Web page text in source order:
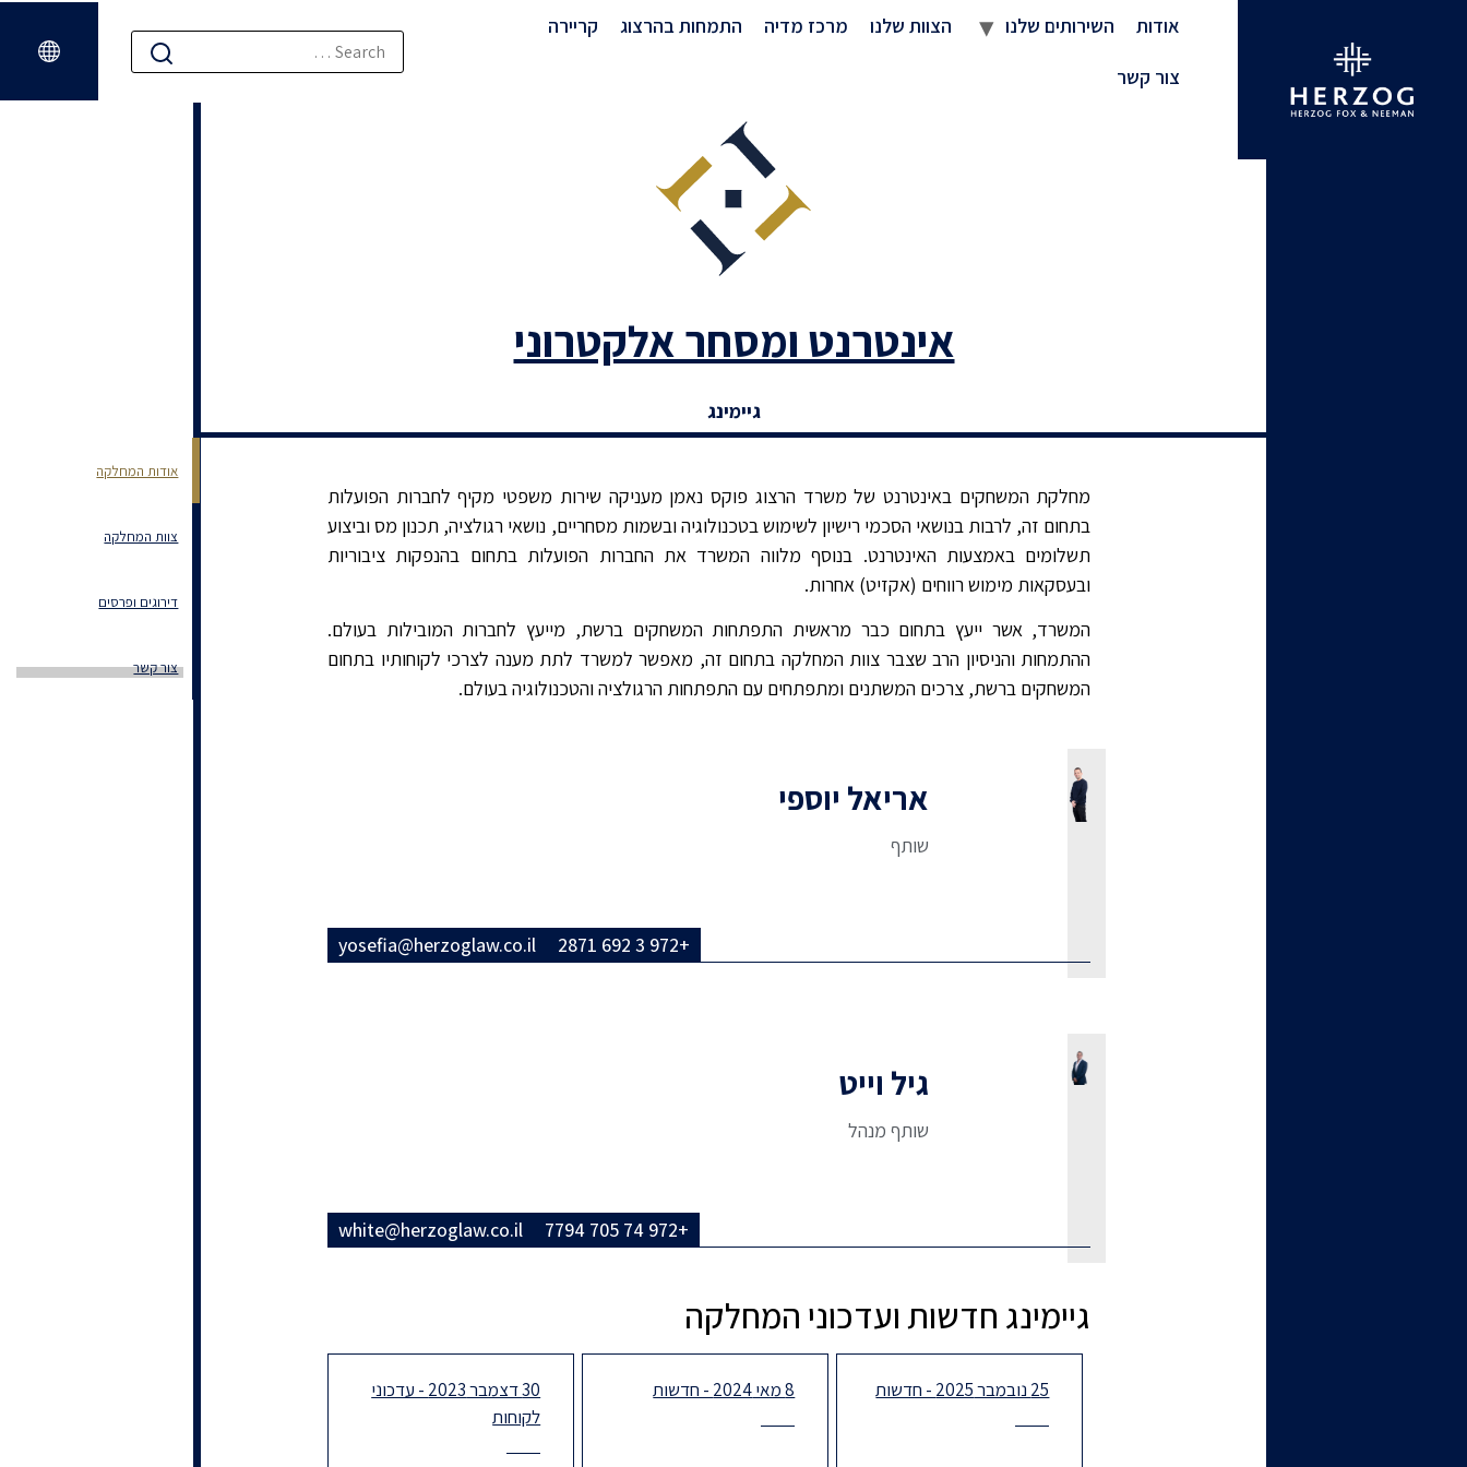
אודות השירותים שלנו הצוות שלנו מרכז מדיה התמחות בהרצוג קריירה
צור קשר
אינטרנט ומסחר אלקטרוני
גיימינג
אודות המחלקה
צוות המחלקה
דירוגים ופרסים
צור קשר
מחלקת המשחקים באינטרנט של משרד הרצוג פוקס נאמן מעניקה שירות משפטי מקיף לחברות הפועלות
בתחום זה, לרבות בנושאי הסכמי רישיון לשימוש בטכנולוגיה ובשמות מסחריים, נושאי רגולציה, תכנון מס וביצוע
תשלומים באמצעות האינטרנט. בנוסף מלווה המשרד את החברות הפועלות בתחום בהנפקות ציבוריות
ובעסקאות מימוש רווחים (אקזיט) אחרות.
המשרד, אשר ייעץ בתחום כבר מראשית התפתחות המשחקים ברשת, מייעץ לחברות המובילות בעולם.
ההתמחות והניסיון הרב שצבר צוות המחלקה בתחום זה, מאפשר למשרד לתת מענה לצרכי לקוחותיו בתחום
המשחקים ברשת, צרכים המשתנים ומתפתחים עם התפתחות הרגולציה והטכנולוגיה בעולם.
אריאל יוספי
שותף
+972 3 692 2871
yosefia@herzoglaw.co.il
גיל וייט
שותף מנהל
+972 74 705 7794
white@herzoglaw.co.il
גיימינג חדשות ועדכוני המחלקה
25 נובמבר 2025 - חדשות 8 מאי 2024 - חדשות
30 דצמבר 2023 - עדכוני
לקוחות